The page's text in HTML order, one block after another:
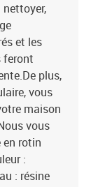
et les
feront
plus,
vous
maison
vous
en rotin
:
: résine